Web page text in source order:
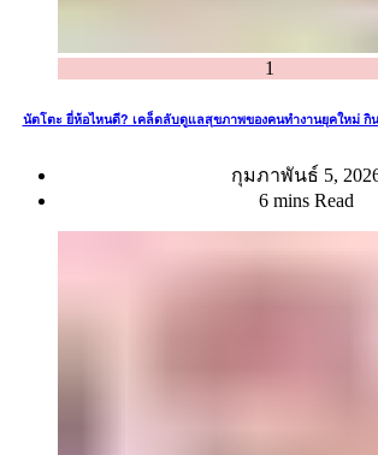
1
นัตโตะ ยี่ห้อไหนดี? เคล็ดลับดูแลสุขภาพของคนทำงานยุคใหม่ กิ
กุมภาพันธ์ 5,
6 mins Read